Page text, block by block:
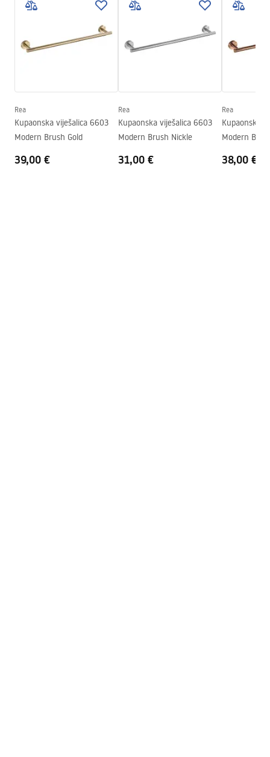
Način montaže
Širina
Dubina
80mm
Serija
Jamstvo
24 mjeseca
Rea
Kupaonska viješalica 6603
Modern Brush Gold
39,00 €
Rea
Kupaonska viješalica 6603
Modern Brush Nickle
31,00 €
Rea
Kupaonska
Modern
38,00 €